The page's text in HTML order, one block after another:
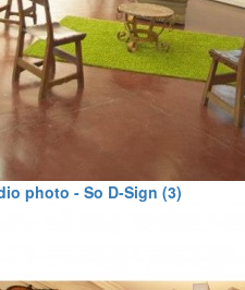
photo - So D-Sign (3)